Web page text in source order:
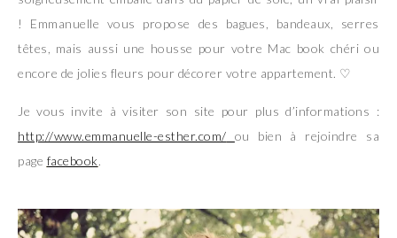
! Emmanuelle vous propose des bagues, bandeaux, serres
têtes, mais aussi une housse pour votre Mac book chéri ou
encore de jolies fleurs pour décorer votre appartement. ♡
Je vous invite à visiter son site pour plus d’informations :
http://www.emmanuelle-esther.com/ ou bien à rejoindre sa
page facebook.